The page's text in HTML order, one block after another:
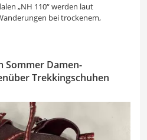
„NH 110“ werden laut
bei trockenem,
Sommer Damen-
Trekkingschuhen